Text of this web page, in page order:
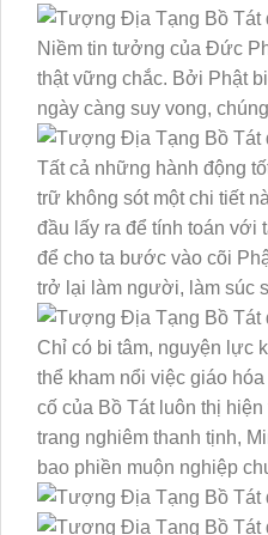
Niềm tin tưởng của Đức
thật vững chắc. Bởi Phật
ngày càng suy vong,
Tất cả những hành động
trữ không sót một chi tiết
đầu lấy ra để tính toán với
để cho ta bước vào cõi
trở lại làm người, làm súc
Chỉ có bi tâm, nguyện lực
thể kham nổi việc giáo
cố của Bồ Tát luôn thị
trang nghiêm thanh tịnh,
bao phiền muộn nghiệp